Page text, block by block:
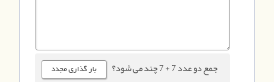
جمع دو عدد 7 + 7 چند می شود؟